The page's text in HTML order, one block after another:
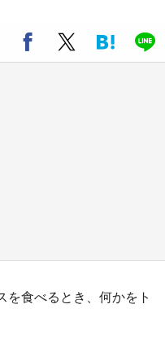
1～10／26】
を食べるとき、何かをト